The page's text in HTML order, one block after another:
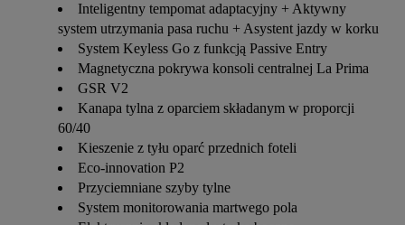
Inteligentny tempomat adaptacyjny + Aktywny
system utrzymania pasa ruchu + Asystent jazdy w korku
System Keyless Go z funkcją Passive Entry
Magnetyczna pokrywa konsoli centralnej La Prima
GSR V2
Kanapa tylna z oparciem składanym w proporcji
60/40
Kieszenie z tyłu oparć przednich foteli
Eco-innovation P2
Przyciemniane szyby tylne
System monitorowania martwego pola